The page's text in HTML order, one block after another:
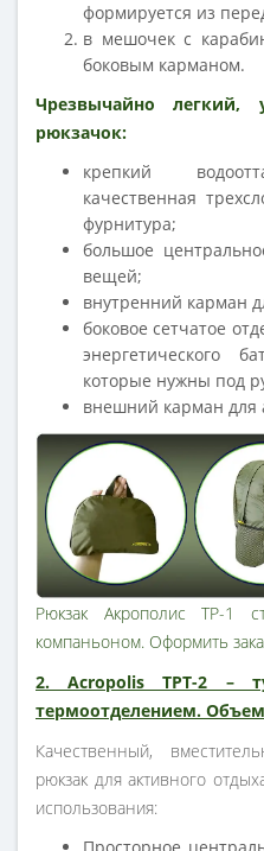
формируется из
в мешочек с
боковым карманом.
Чрезвычайно
рюкзачок:
крепкий
качественная
фурнитура;
большое
вещей;
внутренний карман
боковое сетчатое
энергетического
которые нужны под
внешний карман для
Рюкзак Акрополис ТР-1
компаньоном. Оформить
2. Acropolis ТРТ-2 –
термоотделением. Объем
Качественный,
рюкзак для активного
использования: